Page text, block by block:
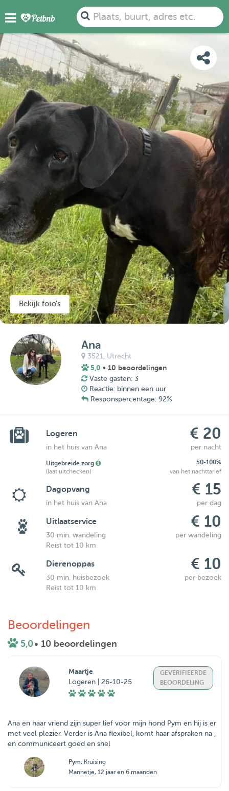
Plaats, buurt, adres etc.
FOTO'S BEOORDELINGEN KAART
Bekijk foto's
Ana
3521, Utrecht
5,0 • 10 beoordelingen
Vaste gasten: 3
Reactie: binnen een uur
Responspercentage: 92%
Logeren € 20
in het huis van Ana per nacht
Uitgebreide zorg
50-100%
(laat uitchecken)
van het nachttarief
Dagopvang € 15
in het huis van Ana per dag
Uitlaatservice € 10
30 min. wandeling
per wandeling
Reist tot 10 km
Dierenoppas € 10
30 min. huisbezoek
per bezoek
Reist tot 10 km
Beoordelingen
5,0• 10 beoordelingen
Maartje
Logeren | 26-10-25
GEVERIFIEERDE
BEOORDELING
Ana en haar vriend zijn super lief voor mijn hond Pym en hij is er
met veel plezier. Verder is Ana flexibel, komt haar afspraken na ,
en communiceert goed en snel
Pym, Kruising
Mannetje, 12 jaar en 6 maanden